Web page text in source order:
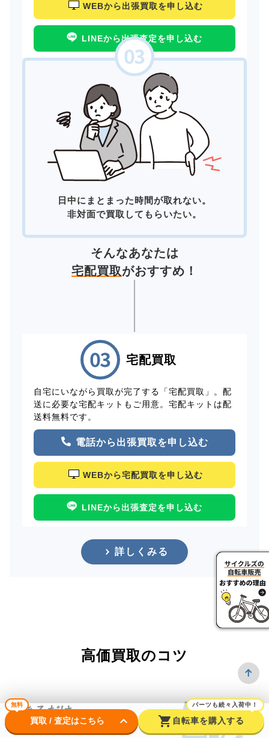
WEBから出張買取を申し込む
LINEから出張査定を申し込む
日中にまとまった時間が取れない。
非対面で買取してもらいたい。
そんなあなたは
宅配買取がおすすめ！
宅配買取
自宅にいながら買取が完了する「宅配買取」。配
送に必要な宅配キットもご用意。宅配キットは配
送料無料です。
電話から出張買取を申し込む
WEBから宅配買取を申し込む
LINEから出張査定を申し込む
詳しくみる
高価買取のコツ
できるだけ
新しいうちに売る
無料
買取 / 査定はこちら keyboard_arrow_down shopping_cart
パーツも続々入荷中！
自転車を購入する